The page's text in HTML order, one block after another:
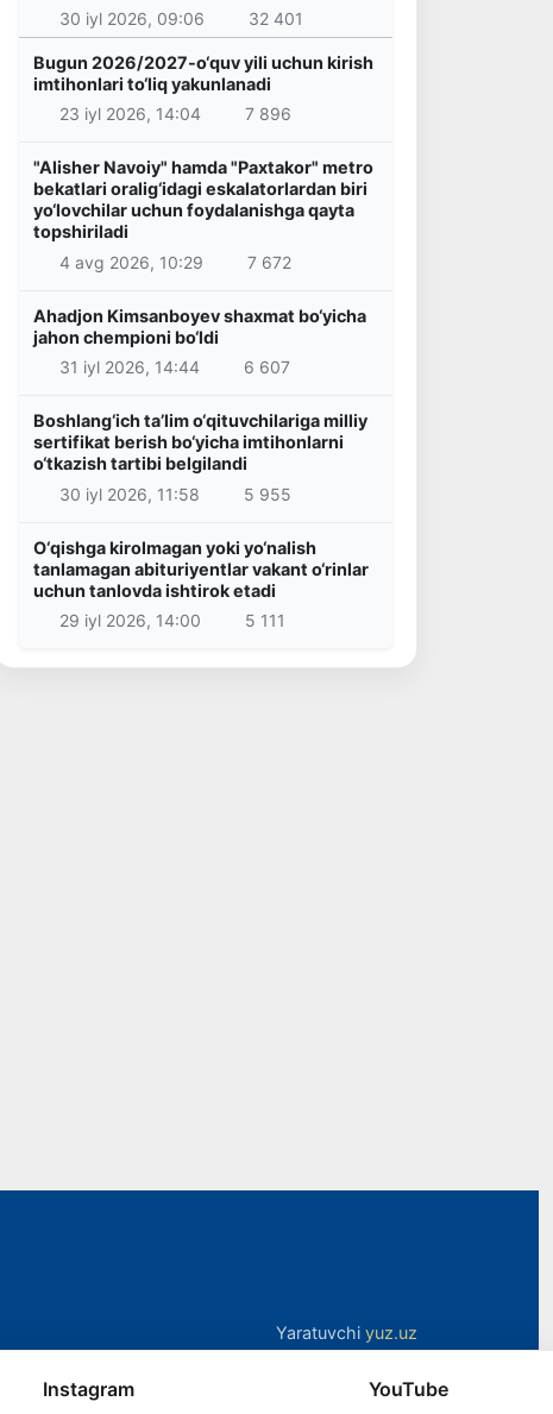
30 iyl 2026, 09:06 32 401
Bugun 2026/2027-o‘quv yili uchun kirish
imtihonlari to‘liq yakunlanadi
23 iyl 2026, 14:04
7 896
"Alisher Navoiy" hamda "Paxtakor" metro
bekatlari oralig‘idagi eskalatorlardan biri
yo‘lovchilar uchun foydalanishga qayta
topshiriladi
4 avg 2026, 10:29
7 672
Ahadjon Kimsanboyev shaxmat bo‘yicha
jahon chempioni bo‘ldi
31 iyl 2026, 14:44
6 607
Boshlang‘ich ta’lim o‘qituvchilariga milliy
sertifikat berish bo‘yicha imtihonlarni
o‘tkazish tartibi belgilandi
30 iyl 2026, 11:58
5 955
O‘qishga kirolmagan yoki yo‘nalish
tanlamagan abituriyentlar vakant o‘rinlar
uchun tanlovda ishtirok etadi
29 iyl 2026, 14:00
5 111
Yaratuvchi yuz.uz
Instagram YouTube